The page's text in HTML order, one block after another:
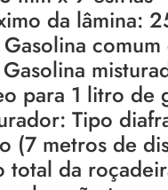
da lâmina:
para 1 litro de
Tipo
(7 metros de
total da